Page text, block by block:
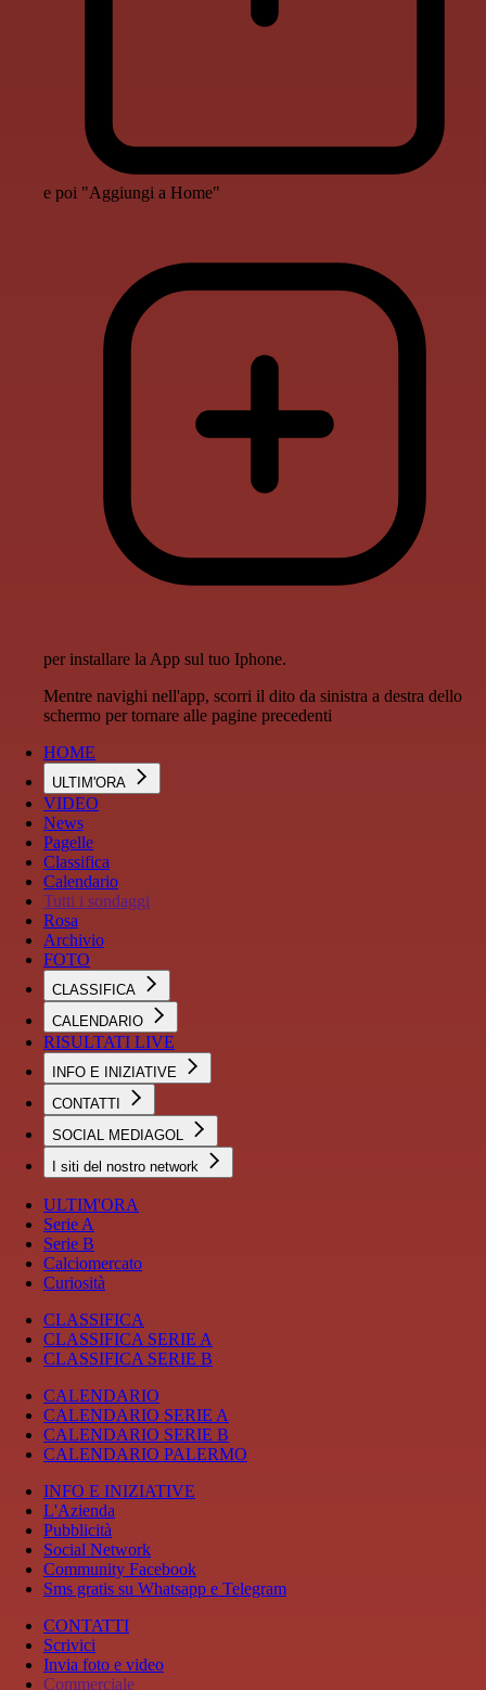
e poi "Aggiungi a Home"
per installare la App sul tuo Iphone.
Mentre navighi nell'app, scorri il dito da sinistra a destra dello
schermo per tornare alle pagine precedenti
HOME
ULTIM'ORA
VIDEO
News
Pagelle
Classifica
Calendario
Tutti i sondaggi
Rosa
Archivio
FOTO
CLASSIFICA
CALENDARIO
RISULTATI LIVE
INFO E INIZIATIVE
CONTATTI
SOCIAL MEDIAGOL
I siti del nostro network
ULTIM'ORA
Serie A
Serie B
Calciomercato
Curiosità
CLASSIFICA
CLASSIFICA SERIE A
CLASSIFICA SERIE B
CALENDARIO
CALENDARIO SERIE A
CALENDARIO SERIE B
CALENDARIO PALERMO
INFO E INIZIATIVE
L'Azienda
Pubblicità
Social Network
Community Facebook
Sms gratis su Whatsapp e Telegram
CONTATTI
Scrivici
Invia foto e video
Commerciale